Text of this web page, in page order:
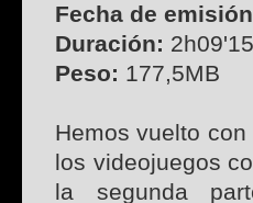
Fecha de
Duración:
Peso: 177,5MB
Hemos vuelto
los videojuegos
la segunda